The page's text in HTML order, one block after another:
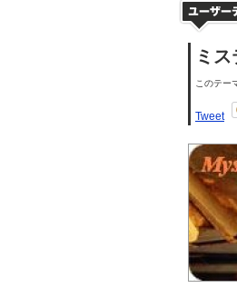
ミス
このテー
Tweet